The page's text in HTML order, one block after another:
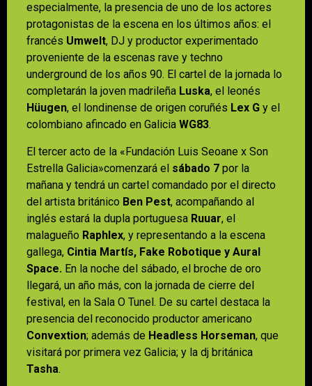
especialmente, la presencia de uno de los actores
protagonistas de la escena en los últimos años: el
francés Umwelt, DJ y productor experimentado
proveniente de la escenas rave y techno
underground de los años 90. El cartel de la jornada lo
completarán la joven madrileña Luska, el leonés
Hüugen, el londinense de origen coruñés Lex G y el
colombiano afincado en Galicia WG83.
El tercer acto de la «Fundación Luis Seoane x Son
Estrella Galicia»comenzará el sábado 7 por la
mañana y tendrá un cartel comandado por el directo
del artista británico Ben Pest, acompañando al
inglés estará la dupla portuguesa Ruuar, el
malagueño Raphlex, y representando a la escena
gallega, Cintia Martís, Fake Robotique y Aural
Space. En la noche del sábado, el broche de oro
llegará, un año más, con la jornada de cierre del
festival, en la Sala O Tunel. De su cartel destaca la
presencia del reconocido productor americano
Convextion; además de Headless Horseman, que
visitará por primera vez Galicia; y la dj británica
Tasha.